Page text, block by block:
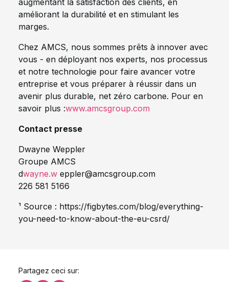
augmentant la satisfaction des clients, en
améliorant la durabilité et en stimulant les
marges.
Chez AMCS, nous sommes prêts à innover avec
vous - en déployant nos experts, nos processus
et notre technologie pour faire avancer votre
entreprise et vous préparer à réussir dans un
avenir plus durable, net zéro carbone. Pour en
savoir plus :www.amcsgroup.com
Contact presse
Dwayne Weppler
Groupe AMCS
dwayne.w eppler@amcsgroup.com
226 581 5166
¹ Source : https://figbytes.com/blog/everything-
you-need-to-know-about-the-eu-csrd/
Partagez ceci sur: